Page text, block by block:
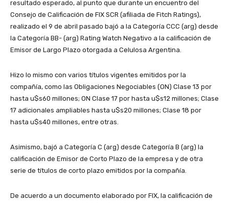
resultado esperado, al punto que durante un encuentro del
Consejo de Calificación de FIX SCR (afiliada de Fitch Ratings),
realizado el 9 de abril pasado bajó a la Categoría CCC (arg) desde
la Categoría BB- (arg) Rating Watch Negativo a la calificación de
Emisor de Largo Plazo otorgada a Celulosa Argentina.
Hizo lo mismo con varios títulos vigentes emitidos por la
compañía, como las Obligaciones Negociables (ON) Clase 13 por
hasta u$s60 millones; ON Clase 17 por hasta u$s12 millones; Clase
17 adicionales ampliables hasta u$s20 millones; Clase 18 por
hasta u$s40 millones, entre otras.
Asimismo, bajó a Categoría C (arg) desde Categoría B (arg) la
calificación de Emisor de Corto Plazo de la empresa y de otra
serie de títulos de corto plazo emitidos por la compañía.
De acuerdo a un documento elaborado por FIX, la calificación de